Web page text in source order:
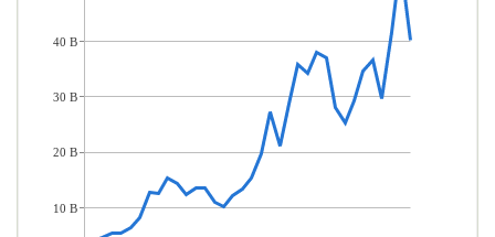
40 B
30 B
20 B
10 B